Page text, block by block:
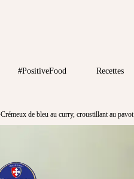
#PositiveFood Recettes
Crémeux de bleu au curry, croustillant au pavot